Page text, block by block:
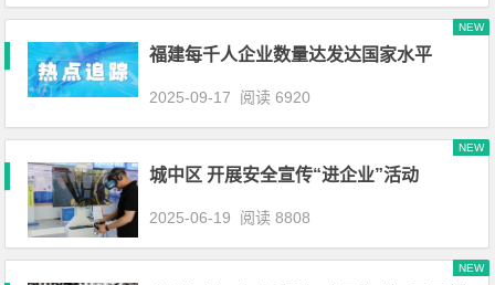
福建每千人企业数量达发达国家水平
NEW
2025-09-17 阅读 6920
城中区 开展安全宣传“进企业”活动
NEW
2025-06-19 阅读 8808
NEW